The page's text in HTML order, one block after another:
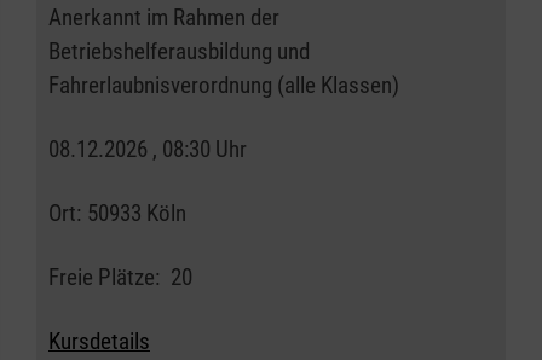
Anerkannt im Rahmen der
Betriebshelferausbildung und
Fahrerlaubnisverordnung (alle Klassen)
08.12.2026 , 08:30 Uhr
Ort: 50933 Köln
Freie Plätze: 20
Kursdetails